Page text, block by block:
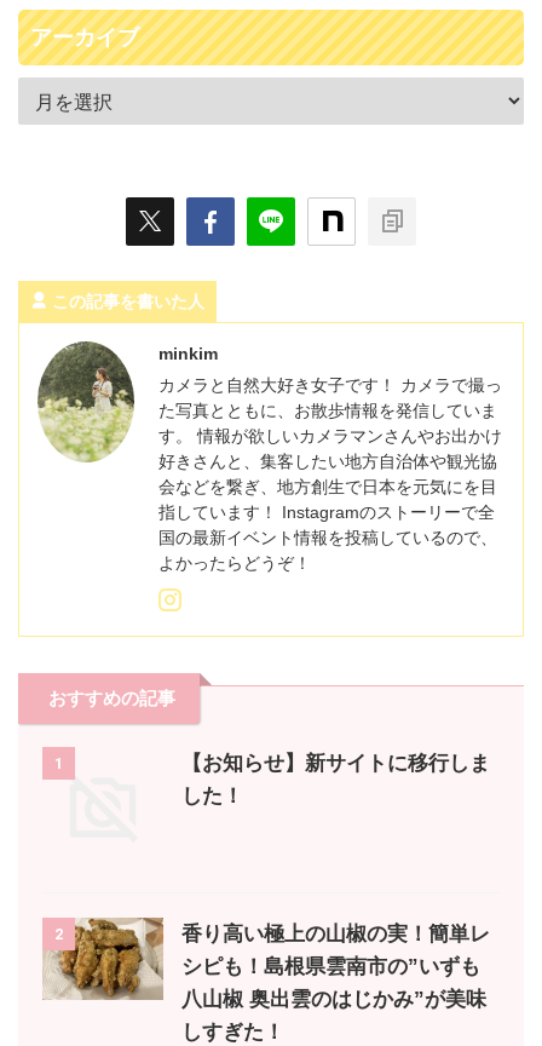
アーカイブ
この記事を書いた人
minkim
カメラと自然大好き女子です！ カメラで撮っ
た写真とともに、お散歩情報を発信していま
す。 情報が欲しいカメラマンさんやお出かけ
好きさんと、集客したい地方自治体や観光協
会などを繋ぎ、地方創生で日本を元気にを目
指しています！ Instagramのストーリーで全
国の最新イベント情報を投稿しているので、
よかったらどうぞ！
おすすめの記事
1
【お知らせ】新サイトに移行しま
した！
2
香り高い極上の山椒の実！簡単レ
シピも！島根県雲南市の”いずも
八山椒 奥出雲のはじかみ”が美味
しすぎた！